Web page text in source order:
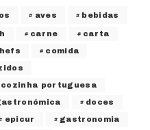
aves bebidas
carne carta
comida
cozinha portuguesa
doces
epicur gastronomia